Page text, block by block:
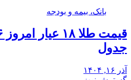
بانک، بیمه و بودجه
جدول
آذر ۱۶, ۱۴۰۴